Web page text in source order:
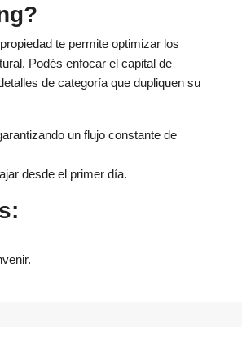
te permite optimizar los
Podés enfocar el capital de
de categoría que dupliquen su
un flujo constante de
desde el primer día.